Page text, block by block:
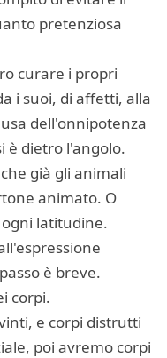
pretenziosa
curare i propri
i suoi, di affetti, alla
dell'onnipotenza
è dietro l'angolo.
già gli animali
animato. O
latitudine.
è breve.
corpi.
e corpi distrutti
poi avremo corpi